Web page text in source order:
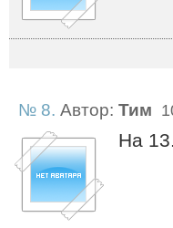
№ 8. Автор: Тим
На